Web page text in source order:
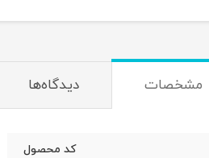
مشخصات دیدگاه‌ها
کد محصول